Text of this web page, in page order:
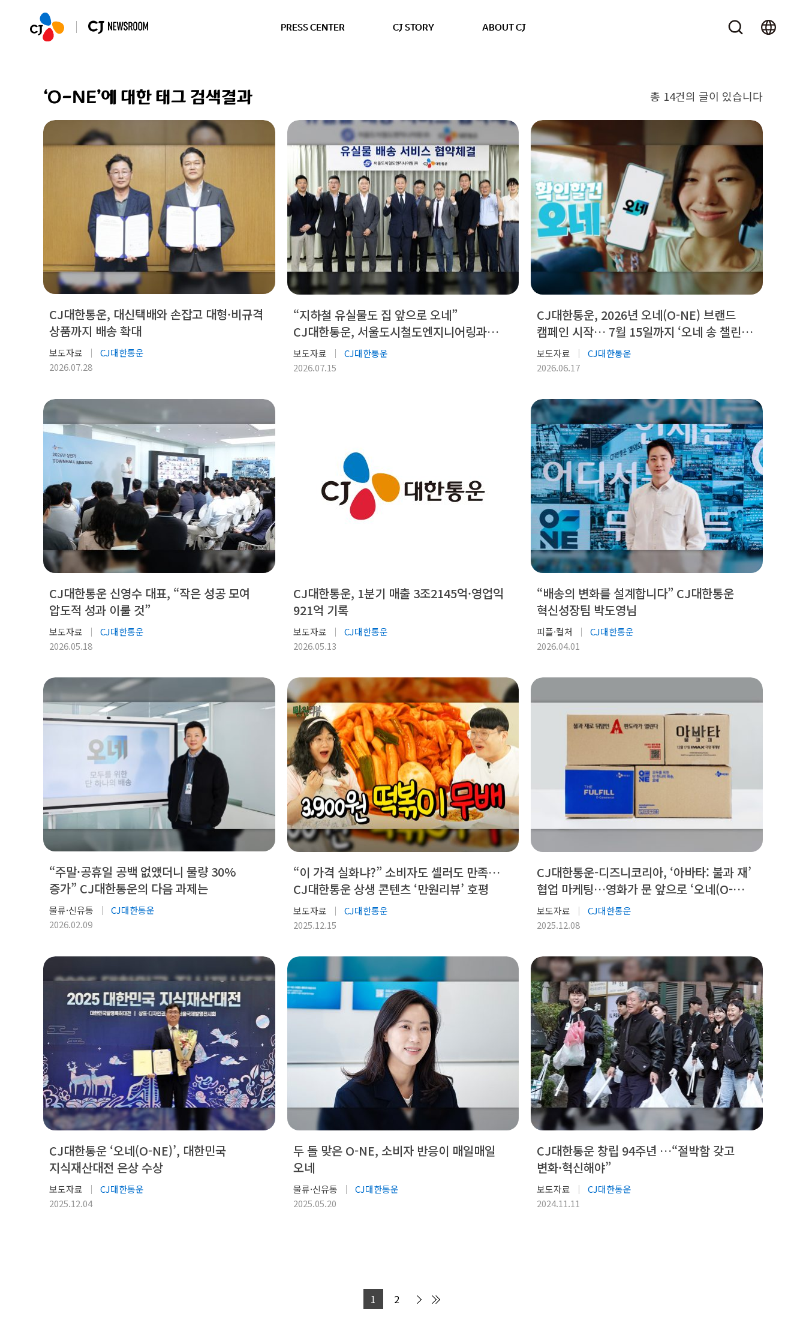
PRESS CENTER CJ STORY ABOUT CJ
‘O-NE’에 대한 태그 검색결과 총 14건의 글이 있습니다
CJ대한통운, 대신택배와 손잡고 대형·비규격
상품까지 배송 확대
보도자료
CJ대한통운
2026.07.28
“지하철 유실물도 집 앞으로 오네”
CJ대한통운, 서울도시철도엔지니어링과
MOU 체결
보도자료
CJ대한통운
2026.07.15
CJ대한통운, 2026년 오네(O-NE) 브랜드
캠페인 시작… 7월 15일까지 ‘오네 송 챌린지’
진행
보도자료
CJ대한통운
2026.06.17
CJ대한통운 신영수 대표, “작은 성공 모여
압도적 성과 이룰 것”
보도자료
CJ대한통운
2026.05.18
CJ대한통운, 1분기 매출 3조2145억·영업익
921억 기록
보도자료
CJ대한통운
2026.05.13
“배송의 변화를 설계합니다” CJ대한통운
혁신성장팀 박도영님
피플·컬처
CJ대한통운
2026.04.01
“주말·공휴일 공백 없앴더니 물량 30%
증가” CJ대한통운의 다음 과제는
물류·신유통
CJ대한통운
2026.02.09
“이 가격 실화냐?” 소비자도 셀러도 만족…
CJ대한통운 상생 콘텐츠 ‘만원리뷰’ 호평
보도자료
CJ대한통운
2025.12.15
CJ대한통운-디즈니코리아, ‘아바타: 불과 재’
협업 마케팅…영화가 문 앞으로 ‘오네(O-
NE)’
보도자료
CJ대한통운
2025.12.08
CJ대한통운 ‘오네(O-NE)’, 대한민국
지식재산대전 은상 수상
보도자료
CJ대한통운
2025.12.04
두 돌 맞은 O-NE, 소비자 반응이 매일매일
오네
물류·신유통
CJ대한통운
2025.05.20
CJ대한통운 창립 94주년 …“절박함 갖고
변화·혁신해야”
보도자료
CJ대한통운
2024.11.11
1 2